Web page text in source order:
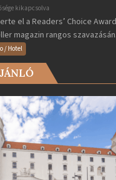
kikapcsolva
el a Readers’ Choice
magazin rangos
/ Hotel